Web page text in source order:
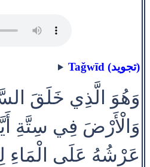
Taǧwīd (تجويد)
وَهُوَ الَّذِي خَلَقَ
وَالْأَرْضَ فِي سِتَّةِ
عَرْشُهُ عَلَى الْمَاءِ